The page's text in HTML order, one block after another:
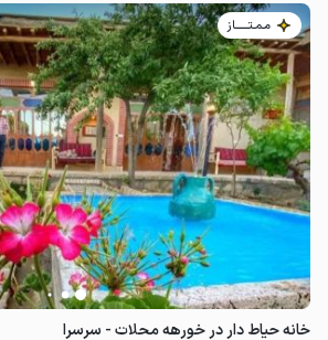
مـمـتــــــاز
خانه حیاط دار در خورهه محلات - سرسرا